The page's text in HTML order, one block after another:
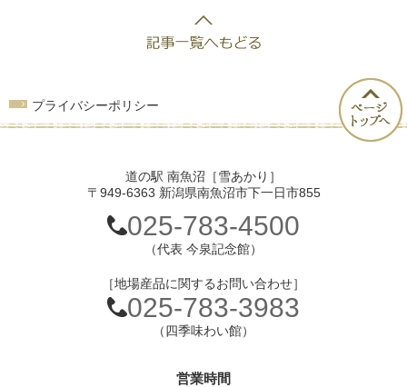
プライバシーポリシー
道の駅 南魚沼［雪あかり］
〒949-6363 新潟県南魚沼市下一日市855
025-783-4500
（代表 今泉記念館）
［地場産品に関するお問い合わせ］
025-783-3983
（四季味わい館）
営業時間